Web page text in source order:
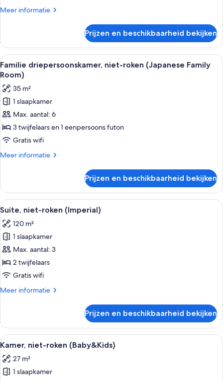
(Family
Meer informatie
Meer
Twin
kamer,
niet-
roken
Room)
Prijzen en beschikbaarheid bekijken
Alle
foto's
voor
Familie
driepersoonskamer,
niet-
roken
(Japanese
Family
Een hotelkamer met twee bedden,
1
Familie driepersoonskamer, niet-roken (Japanese Family
Room)
35 m²
1 slaapkamer
Max. aantal: 6
3 twijfelaars en 1 eenpersoons futon
Gratis wifi
Meer informatie
Meer
driepersoonskamer,
niet-
roken
Family
Room)
Prijzen en beschikbaarheid bekijken
Alle
foto's
voor
Suite,
niet-
roken
(Imperial)
Een hotelkamer met een bank, een
4
Suite, niet-roken (Imperial)
120 m²
1 slaapkamer
Max. aantal: 3
2 twijfelaars
Gratis wifi
Meer informatie
Meer
niet-
roken
(Imperial)
Prijzen en beschikbaarheid bekijken
Alle
foto's
voor
Kamer,
Een hotelkamer met een bed, een
4
Kamer, niet-roken (Baby&Kids)
27 m²
1 slaapkamer